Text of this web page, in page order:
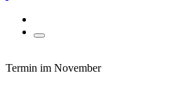
Termin im November